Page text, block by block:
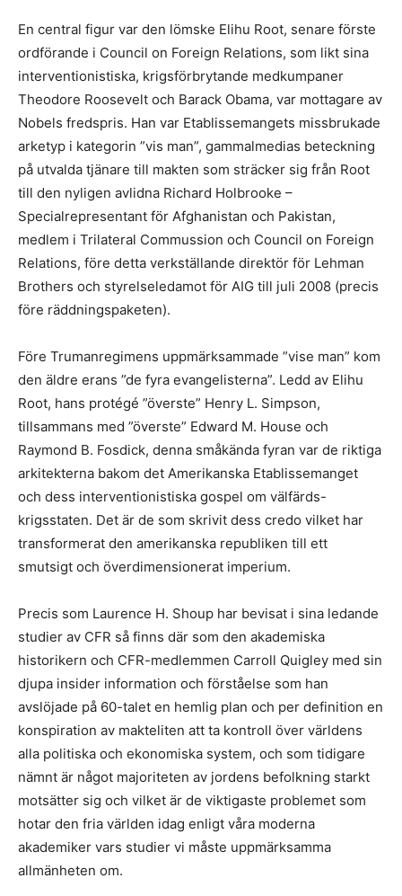
En central figur var den lömske Elihu Root, senare förste
ordförande i Council on Foreign Relations, som likt sina
interventionistiska, krigsförbrytande medkumpaner
Theodore Roosevelt och Barack Obama, var mottagare av
Nobels fredspris. Han var Etablissemangets missbrukade
arketyp i kategorin ”vis man”, gammalmedias beteckning
på utvalda tjänare till makten som sträcker sig från Root
till den nyligen avlidna Richard Holbrooke –
Specialrepresentant för Afghanistan och Pakistan,
medlem i Trilateral Commussion och Council on Foreign
Relations, före detta verkställande direktör för Lehman
Brothers och styrelseledamot för AIG till juli 2008 (precis
före räddningspaketen).
Före Trumanregimens uppmärksammade ”vise man” kom
den äldre erans ”de fyra evangelisterna”. Ledd av Elihu
Root, hans protégé ”överste” Henry L. Simpson,
tillsammans med ”överste” Edward M. House och
Raymond B. Fosdick, denna småkända fyran var de riktiga
arkitekterna bakom det Amerikanska Etablissemanget
och dess interventionistiska gospel om välfärds-
krigsstaten. Det är de som skrivit dess credo vilket har
transformerat den amerikanska republiken till ett
smutsigt och överdimensionerat imperium.
Precis som Laurence H. Shoup har bevisat i sina ledande
studier av CFR så finns där som den akademiska
historikern och CFR-medlemmen Carroll Quigley med sin
djupa insider information och förståelse som han
avslöjade på 60-talet en hemlig plan och per definition en
konspiration av makteliten att ta kontroll över världens
alla politiska och ekonomiska system, och som tidigare
nämnt är något majoriteten av jordens befolkning starkt
motsätter sig och vilket är de viktigaste problemet som
hotar den fria världen idag enligt våra moderna
akademiker vars studier vi måste uppmärksamma
allmänheten om.